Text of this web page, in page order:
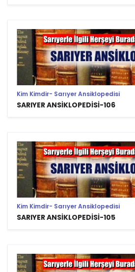
Kim Kimdir- Sarıyer Ansiklopedisi
SARIYER ANSİKLOPEDİSİ-106
Kim Kimdir- Sarıyer Ansiklopedisi
SARIYER ANSİKLOPEDİSİ-105